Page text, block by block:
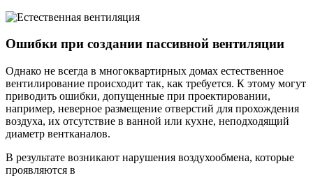
Ошибки при создании пассивной вентиляции
Однако не всегда в многоквартирных домах естественное
вентилирование происходит так, как требуется. К этому могут
приводить ошибки, допущенные при проектировании,
например, неверное размещение отверстий для прохождения
воздуха, их отсутствие в ванной или кухне, неподходящий
диаметр вентканалов.
В результате возникают нарушения воздухообмена, которые
проявляются в